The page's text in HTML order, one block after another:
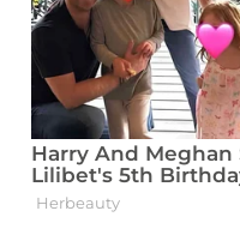
BRIGGS, C.;
Haematological
AND LEWIS
ed. Elsevier,
RILEY, R. S. et
parameters in